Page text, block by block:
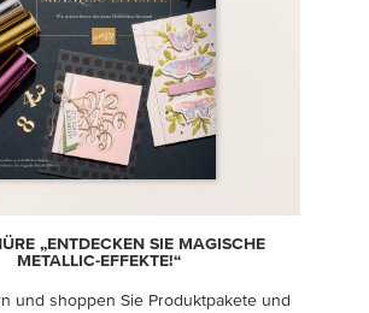
„ENTDECKEN SIE MAGISCHE
METALLIC-EFFEKTE!“
und shoppen Sie Produktpakete und